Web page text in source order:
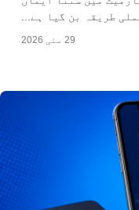
طریقہ بن گیا ہے...
29 مئی 2026